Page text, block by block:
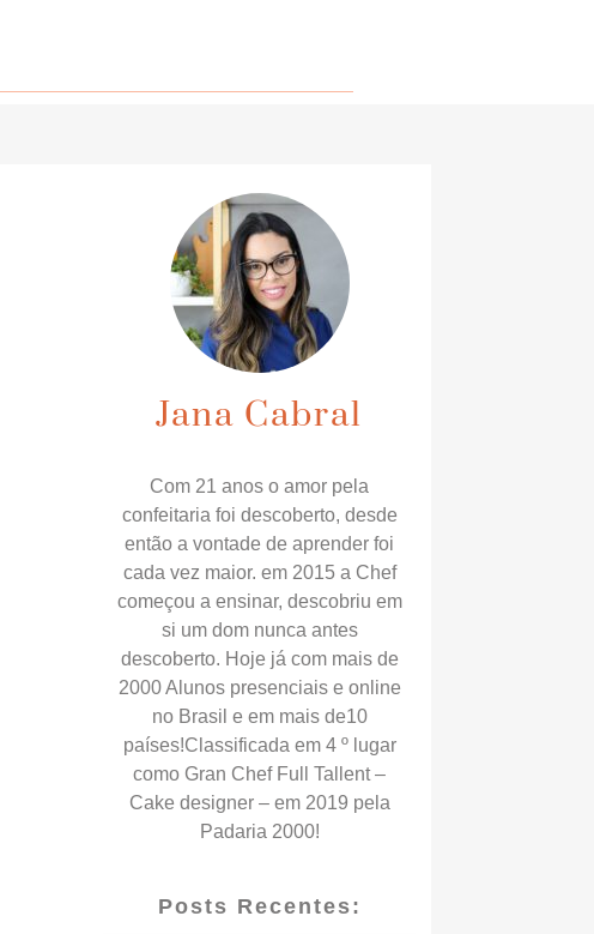
Jana Cabral
Com 21 anos o amor pela
confeitaria foi descoberto, desde
então a vontade de aprender foi
cada vez maior. em 2015 a Chef
começou a ensinar, descobriu em
si um dom nunca antes
descoberto. Hoje já com mais de
2000 Alunos presenciais e online
no Brasil e em mais de10
países!Classificada em 4 º lugar
como Gran Chef Full Tallent –
Cake designer – em 2019 pela
Padaria 2000!
Posts Recentes: